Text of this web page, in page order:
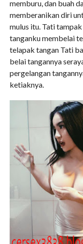
memburu, dan buah
memberanikan diri
mulus itu. Tati
tanganku membelai
telapak tangan Tati
belai tangannya
pergelangan
ketiaknya.